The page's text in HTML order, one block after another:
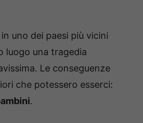
uno dei paesi più vicini
luogo una tragedia
Le conseguenze
che potessero esserci:
.